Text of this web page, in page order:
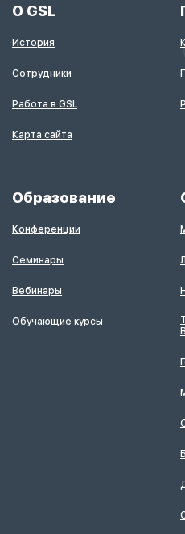
О GSL
История
Сотрудники
Работа в GSL
Карта сайта
Образование
Конференции
Семинары
Вебинары
Обучающие курсы